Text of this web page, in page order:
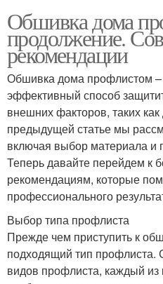
Обшивка дома
продолжение.
рекомендации
Обшивка дома профлистом –
эффективный способ
внешних факторов, таких
предыдущей статье мы
включая выбор материала и
Теперь давайте перейдем к
рекомендациям, которые
профессионального
Выбор типа профлиста
Прежде чем приступить к
подходящий тип профлиста.
видов профлиста, каждый из